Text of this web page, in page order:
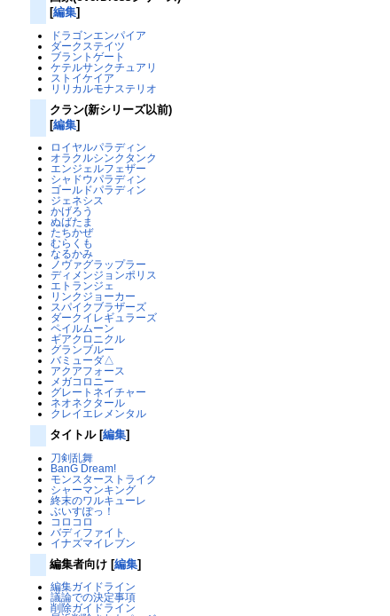
[編集]
ドラゴンエンパイア
ダークステイツ
ブラントゲート
ケテルサンクチュアリ
ストイケイア
リリカルモナステリオ
クラン(新シリーズ以前)
[編集]
ロイヤルパラディン
オラクルシンクタンク
エンジェルフェザー
シャドウパラディン
ゴールドパラディン
ジェネシス
かげろう
ぬばたま
たちかぜ
むらくも
なるかみ
ノヴァグラップラー
ディメンジョンポリス
エトランジェ
リンクジョーカー
スパイクブラザーズ
ダークイレギュラーズ
ペイルムーン
ギアクロニクル
グランブルー
バミューダ△
アクアフォース
メガコロニー
グレートネイチャー
ネオネクタール
クレイエレメンタル
タイトル [編集]
刀剣乱舞
BanG Dream!
モンスターストライク
シャーマンキング
終末のワルキューレ
ぶいすぽっ！
コロコロ
バディファイト
イナズマイレブン
編集者向け [編集]
編集ガイドライン
議論での決定事項
削除ガイドライン